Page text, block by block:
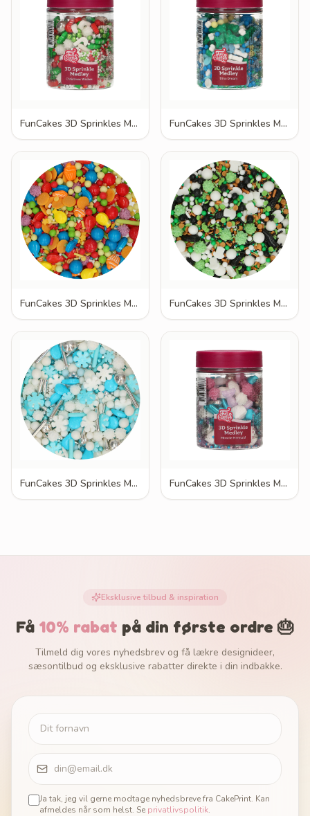
FunCakes 3D Sprinkles Medley Christmas Wishes 70g FunCakes 3D Sprinkles Medley Dino Dream 70g
FunCakes 3D Sprinkles Medley Fødselsdag Bash 70g FunCakes 3D Sprinkles Medley Football Fever 70g
FunCakes 3D Sprinkles Medley Frosty Winters 70g FunCakes 3D Sprinkles Medley Miracle Mermaid 70g
Eksklusive tilbud & inspiration
Få 10% rabat på din første ordre 🎂
Tilmeld dig vores nyhedsbrev og få lækre designideer,
sæsontilbud og eksklusive rabatter direkte i din indbakke.
Ja tak, jeg vil gerne modtage nyhedsbreve fra CakePrint. Kan
afmeldes når som helst. Se privatlivspolitik.